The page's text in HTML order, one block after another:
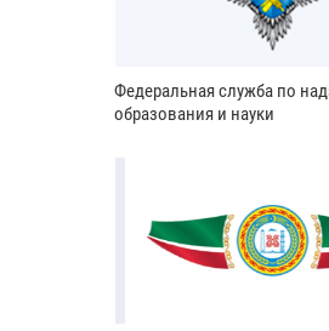
Федеральная служба по
образования и науки